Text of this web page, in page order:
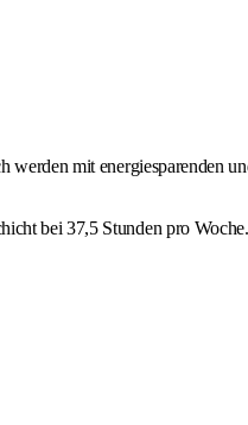
mit energiesparenden
bei 37,5 Stunden pro Woche.